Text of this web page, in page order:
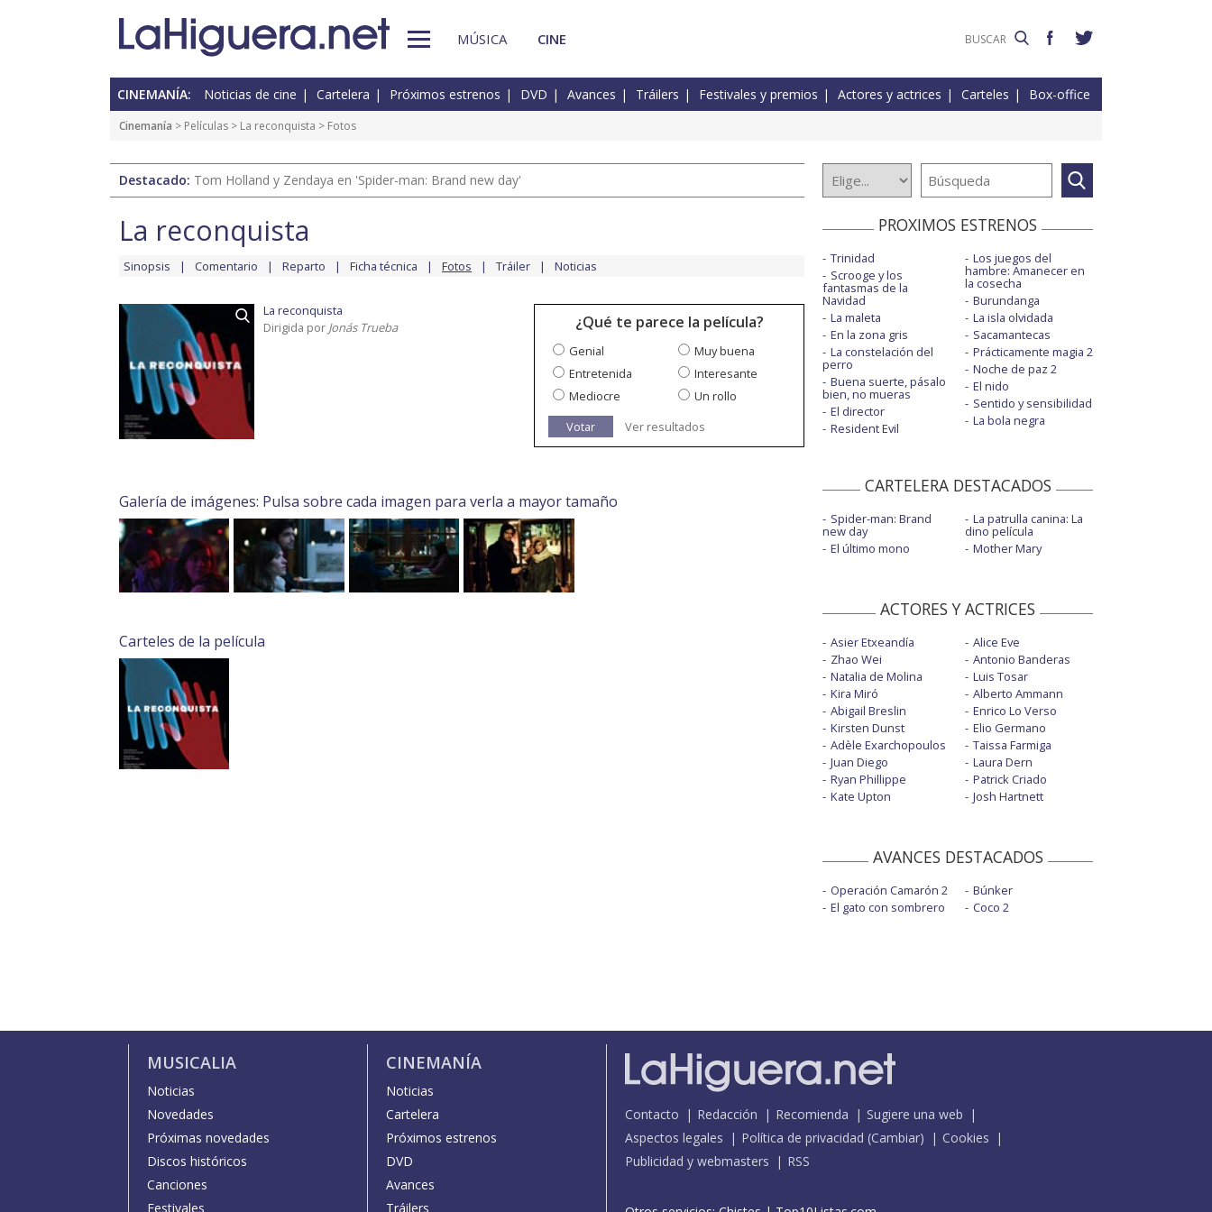
MÚSICA CINE
CINEMANÍA: Noticias de cine Cartelera Próximos estrenos DVD Avances Tráilers Festivales y premios Actores y actrices Carteles Box-office
Cinemanía > Películas > La reconquista > Fotos
Destacado: Tom Holland y Zendaya en 'Spider-man: Brand new day'
La reconquista
Sinopsis Comentario Reparto Ficha técnica Fotos Tráiler Noticias
La reconquista
Dirigida por Jonás Trueba ¿Qué te parece la película?
Genial
Muy buena
Entretenida
Interesante
Mediocre
Un rollo
Votar
Ver resultados
Galería de imágenes: Pulsa sobre cada imagen para verla a mayor tamaño
Carteles de la película
PROXIMOS ESTRENOS
Trinidad
Scrooge y los
fantasmas de la
Navidad
La maleta
En la zona gris
La constelación del
perro
Buena suerte, pásalo
bien, no mueras
El director
Resident Evil
Los juegos del
hambre: Amanecer en
la cosecha
Burundanga
La isla olvidada
Sacamantecas
Prácticamente magia 2
Noche de paz 2
El nido
Sentido y sensibilidad
La bola negra
CARTELERA DESTACADOS
Spider-man: Brand
new day
El último mono
La patrulla canina: La
dino película
Mother Mary
ACTORES Y ACTRICES
Asier Etxeandía
Zhao Wei
Natalia de Molina
Kira Miró
Abigail Breslin
Kirsten Dunst
Adèle Exarchopoulos
Juan Diego
Ryan Phillippe
Kate Upton
Alice Eve
Antonio Banderas
Luis Tosar
Alberto Ammann
Enrico Lo Verso
Elio Germano
Taissa Farmiga
Laura Dern
Patrick Criado
Josh Hartnett
AVANCES DESTACADOS
Operación Camarón 2
El gato con sombrero
Búnker
Coco 2
MUSICALIA
Noticias
Novedades
Próximas novedades
Discos históricos
Canciones
Festivales
CINEMANÍA
Noticias
Cartelera
Próximos estrenos
DVD
Avances
Tráilers
Contacto Redacción Recomienda
Sugiere una web
Aspectos legales
Política de privacidad (Cambiar)
Cookies
Publicidad y webmasters
RSS